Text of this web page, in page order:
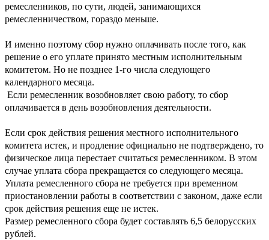
ремесленников, по сути, людей, занимающихся
ремесленничеством, гораздо меньше.
И именно поэтому сбор нужно оплачивать после того, как
решение о его уплате принято местным исполнительным
комитетом. Но не позднее 1-го числа следующего
календарного месяца.
Если ремесленник возобновляет свою работу, то сбор
оплачивается в день возобновления деятельности.
Если срок действия решения местного исполнительного
комитета истек, и продление официально не подтверждено, то
физическое лица перестает считаться ремесленником. В этом
случае уплата сбора прекращается со следующего месяца.
Уплата ремесленного сбора не требуется при временном
приостановлении работы в соответствии с законом, даже если
срок действия решения еще не истек.
Размер ремесленного сбора будет составлять 6,5 белорусских
рублей.